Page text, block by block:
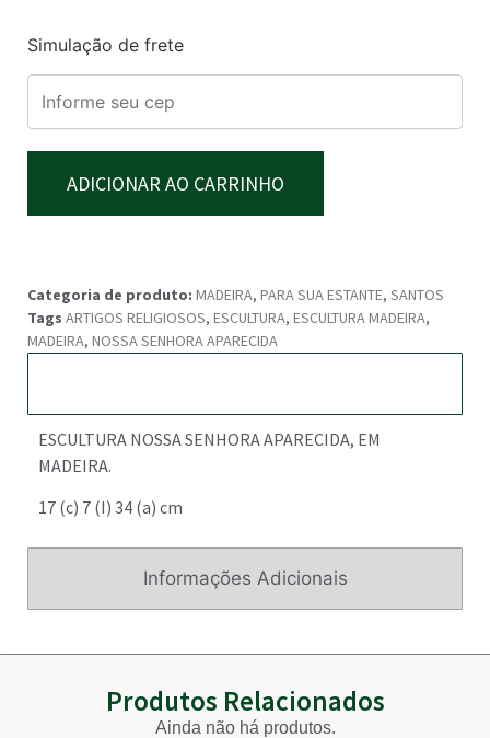
Simulação de frete
ADICIONAR AO CARRINHO
Categoria de produto: MADEIRA, PARA SUA ESTANTE, SANTOS
Tags ARTIGOS RELIGIOSOS, ESCULTURA, ESCULTURA MADEIRA,
MADEIRA, NOSSA SENHORA APARECIDA
Informações Adicionais
ESCULTURA NOSSA SENHORA APARECIDA, EM
MADEIRA.
17 (c) 7 (I) 34 (a) cm
Produtos Relacionados
Ainda não há produtos.